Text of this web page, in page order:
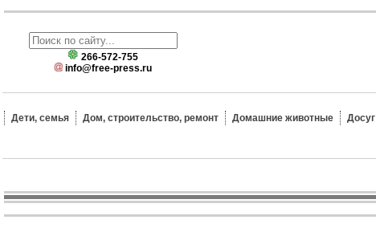
266-572-755
info@free-press.ru
Дети, семья Дом, строительство, ремонт Домашние животные Досуг